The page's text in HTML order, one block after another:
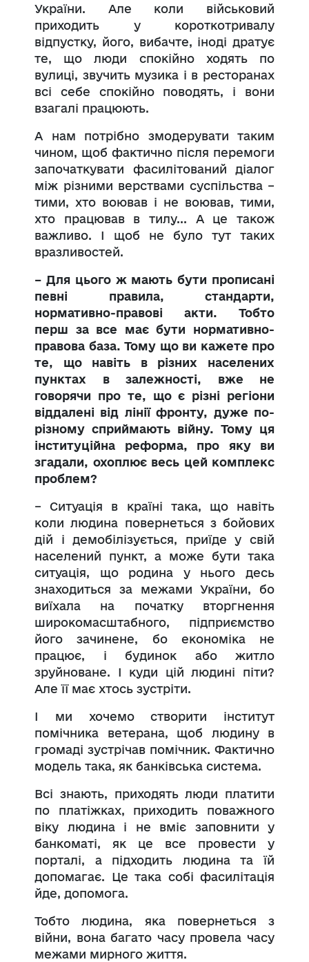
України. Але коли військовий
приходить у короткотривалу
відпустку, його, вибачте, іноді дратує
те, що люди спокійно ходять по
вулиці, звучить музика і в ресторанах
всі себе спокійно поводять, і вони
взагалі працюють.
А нам потрібно змодерувати таким
чином, щоб фактично після перемоги
започаткувати фасилітований діалог
між різними верствами суспільства –
тими, хто воював і не воював, тими,
хто працював в тилу... А це також
важливо. І щоб не було тут таких
вразливостей.
– Для цього ж мають бути прописані
певні правила, стандарти,
нормативно-правові акти. Тобто
перш за все має бути нормативно-
правова база. Тому що ви кажете про
те, що навіть в різних населених
пунктах в залежності, вже не
говорячи про те, що є різні регіони
віддалені від лінії фронту, дуже по-
різному сприймають війну. Тому ця
інституційна реформа, про яку ви
згадали, охоплює весь цей комплекс
проблем?
– Ситуація в країні така, що навіть
коли людина повернеться з бойових
дій і демобілізується, приїде у свій
населений пункт, а може бути така
ситуація, що родина у нього десь
знаходиться за межами України, бо
виїхала на початку вторгнення
широкомасштабного, підприємство
його зачинене, бо економіка не
працює, і будинок або житло
зруйноване. І куди цій людині піти?
Але її має хтось зустріти.
І ми хочемо створити інститут
помічника ветерана, щоб людину в
громаді зустрічав помічник. Фактично
модель така, як банківська система.
Всі знають, приходять люди платити
по платіжках, приходить поважного
віку людина і не вміє заповнити у
банкоматі, як це все провести у
порталі, а підходить людина та їй
допомагає. Це така собі фасилітація
йде, допомога.
Тобто людина, яка повернеться з
війни, вона багато часу провела часу
межами мирного життя.